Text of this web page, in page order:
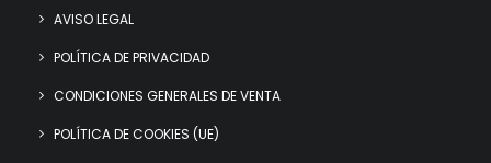
AVISO LEGAL
POLÍTICA DE PRIVACIDAD
CONDICIONES GENERALES DE VENTA
POLÍTICA DE COOKIES (UE)